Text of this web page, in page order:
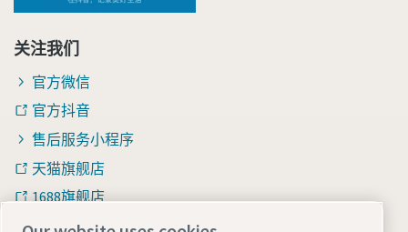
关注我们
官方微信
官方抖音
售后服务小程序
天猫旗舰店
1688旗舰店
知乎